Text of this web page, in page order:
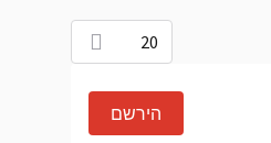
20
הירשם